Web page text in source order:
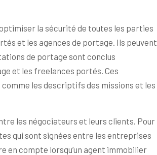
la sécurité de toutes les parties
et les agences de portage. Ils peuvent
de portage sont conclus
et les freelances portés. Ces
les descriptifs des missions et les
les négociateurs et leurs clients. Pour
qui sont signées entre les entreprises
en compte lorsqu’un agent immobilier